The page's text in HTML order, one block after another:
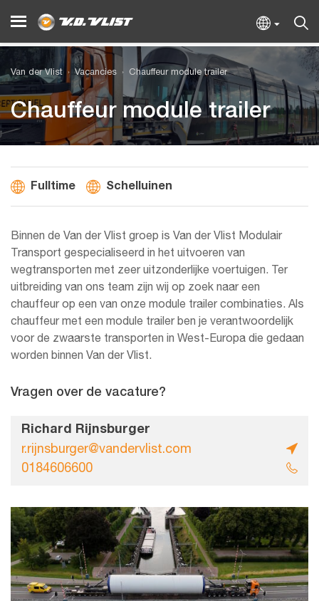
Van der Vlist Vacancies Chauffeur module trailer
Chauffeur module trailer
Fulltime Schelluinen
Binnen de Van der Vlist groep is Van der Vlist Modulair
Transport gespecialiseerd in het uitvoeren van
wegtransporten met zeer uitzonderlijke voertuigen. Ter
uitbreiding van ons team zijn wij op zoek naar een
chauffeur op een van onze module trailer combinaties. Als
chauffeur met een module trailer ben je verantwoordelijk
voor de zwaarste transporten in West-Europa die gedaan
worden binnen Van der Vlist.
Vragen over de vacature?
Richard Rijnsburger
r.rijnsburger@vandervlist.com
0184606600